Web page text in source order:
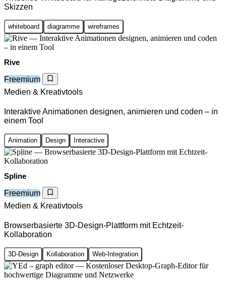
Skizzen
whiteboard diagramme wireframes
Rive
Freemium
Medien & Kreativtools
Interaktive Animationen designen, animieren und coden – in
einem Tool
Animation Design Interactive
Spline
Freemium
Medien & Kreativtools
Browserbasierte 3D-Design-Plattform mit Echtzeit-
Kollaboration
3D-Design Kollaboration Web-Integration